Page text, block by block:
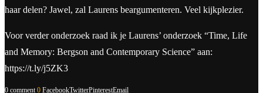
haar delen? Jawel, zal Laurens beargumenteren. Veel kijkplezier.
Voor verder onderzoek raad ik je Laurens’ onderzoek “Time, Life
and Memory: Bergson and Contemporary Science” aan:
https://t.ly/j5ZK3
0 comment 0 FacebookTwitterPinterestEmail